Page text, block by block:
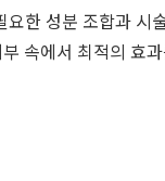
한 성분 조합과 시
속에서 최적의 효